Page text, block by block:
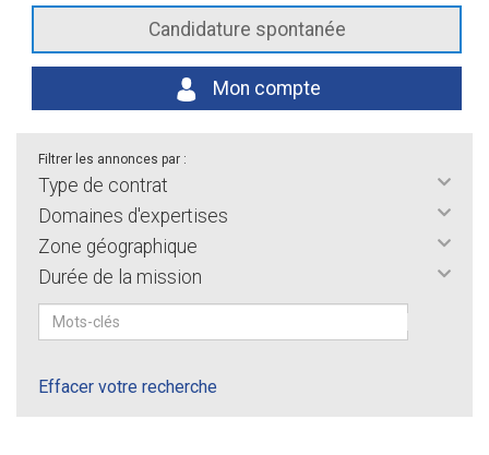
Candidature spontanée
Mon compte
Filtrer les annonces par :
Type de contrat
Domaines d'expertises
Zone géographique
Durée de la mission
Effacer votre recherche